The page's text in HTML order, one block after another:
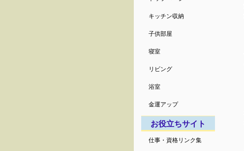
キッチン収納
子供部屋
寝室
リビング
浴室
金運アップ
お役立ちサイト
仕事・資格リンク集